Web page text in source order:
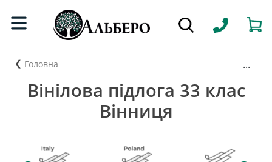
Головна ...
Вінілова підлога 33 клас
Вінниця